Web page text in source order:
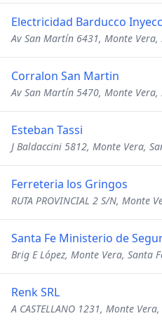
Electricidad Barducco
Av San Martín 6431, Monte Vera,
Corralon San Martin
Av San Martín 5470, Monte Vera,
Esteban Tassi
J Baldaccini 5812, Monte Vera,
Ferreteria los Gringos
RUTA PROVINCIAL 2 S/N, Monte
Santa Fe Ministerio de
Brig E López, Monte Vera, Santa
Renk SRL
A CASTELLANO 1231, Monte